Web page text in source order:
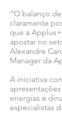
“O balanço
claramente
que a
apostar no
Alexandre
Manager da
A iniciativa
energias e
especialistas